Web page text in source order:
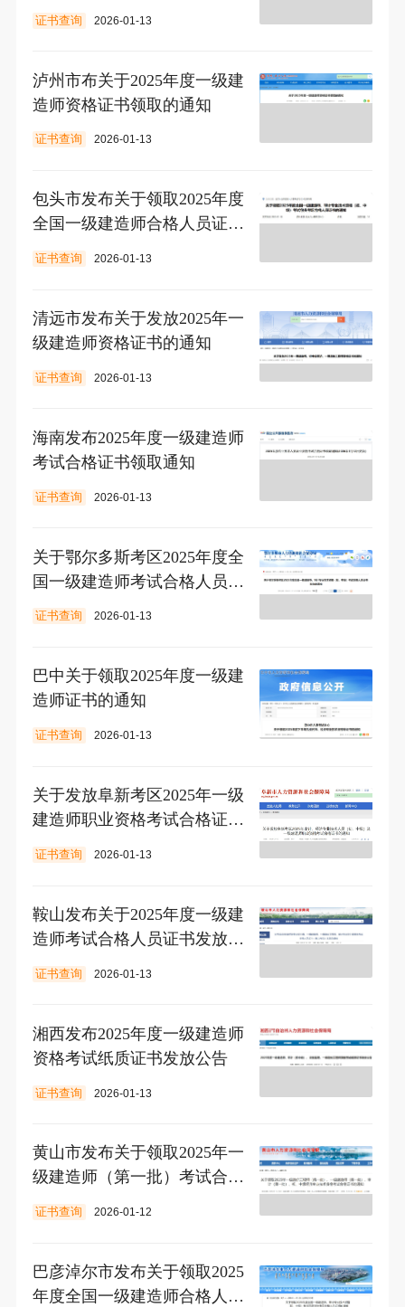
一期）
证书查询 2026-01-13
泸州市布关于2025年度一级建
造师资格证书领取的通知
证书查询 2026-01-13
包头市发布关于领取2025年度
全国一级建造师合格人员证书
的通知
证书查询 2026-01-13
清远市发布关于发放2025年一
级建造师资格证书的通知
证书查询 2026-01-13
海南发布2025年度一级建造师
考试合格证书领取通知
证书查询 2026-01-13
关于鄂尔多斯考区2025年度全
国一级建造师考试合格人员证
书发放的通知
证书查询 2026-01-13
巴中关于领取2025年度一级建
造师证书的通知
证书查询 2026-01-13
关于发放阜新考区2025年一级
建造师职业资格考试合格证书
的通知
证书查询 2026-01-13
鞍山发布关于2025年度一级建
造师考试合格人员证书发放的
通知
证书查询 2026-01-13
湘西发布2025年度一级建造师
资格考试纸质证书发放公告
证书查询 2026-01-13
黄山市发布关于领取2025年一
级建造师（第一批）考试合格
证书的通知
证书查询 2026-01-12
巴彦淖尔市发布关于领取2025
年度全国一级建造师合格人员